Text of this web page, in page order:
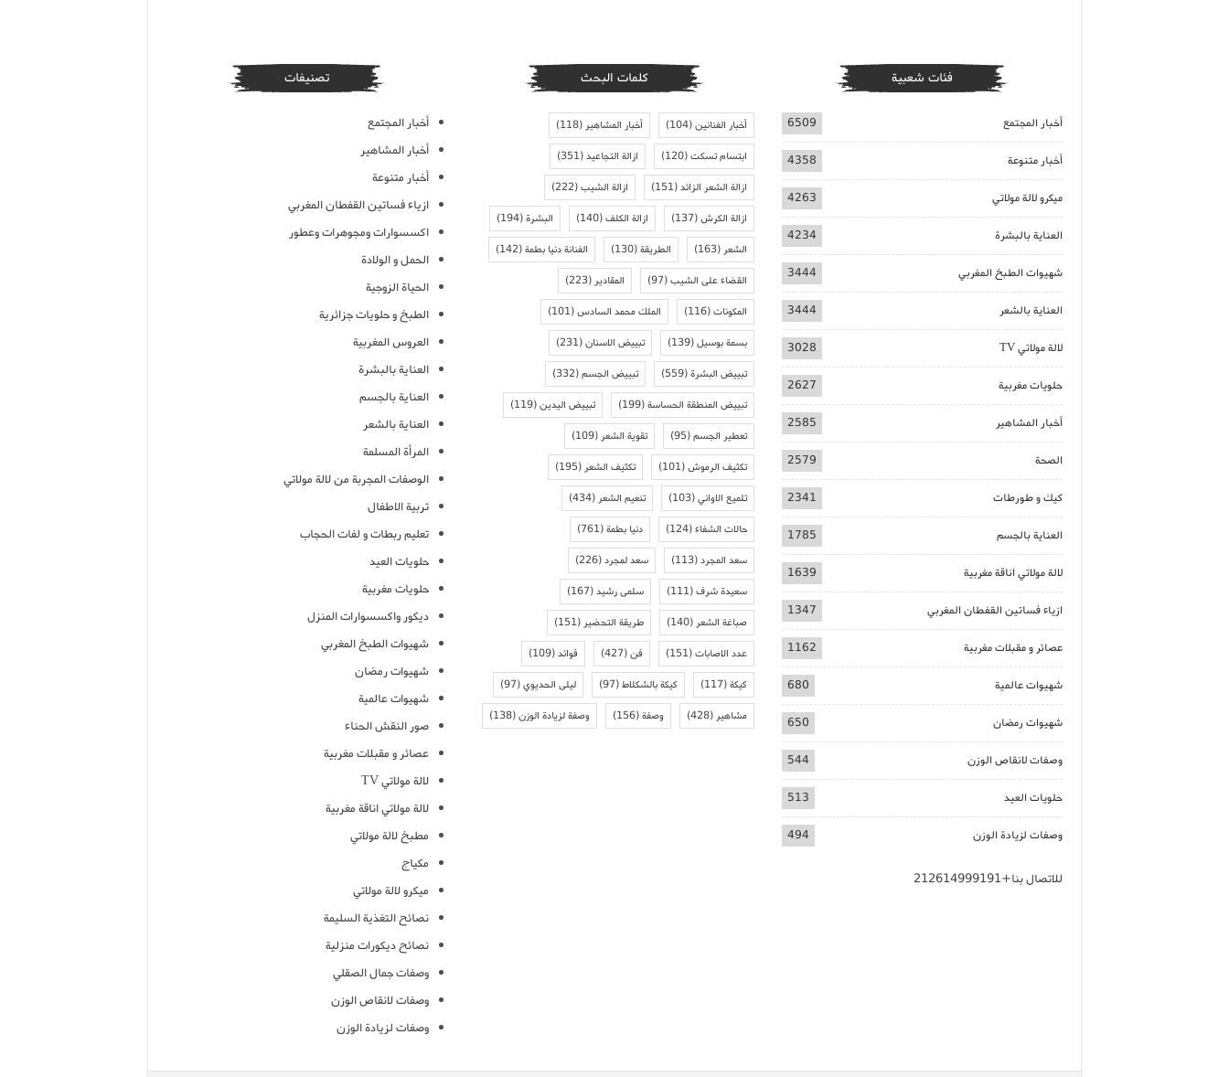
فئات شعبية
أخبار المجتمع 6509
أخبار متنوعة 4358
ميكرو لالة مولاتي 4263
العناية بالبشرة 4234
شهيوات الطبخ المغربي 3444
العناية بالشعر 3444
لالة مولاتي TV 3028
حلويات مغربية 2627
أخبار المشاهير 2585
الصحة 2579
كيك و طورطات 2341
العناية بالجسم 1785
لالة مولاتي اناقة مغربية 1639
ازياء فساتين القفطان المغربي 1347
عصائر و مقبلات مغربية 1162
شهيوات عالمية 680
شهيوات رمضان 650
وصفات لانقاص الوزن 544
حلويات العيد 513
وصفات لزيادة الوزن 494
للاتصال بنا+212614999191
كلمات البحث
أخبار الفنانين(104) أخبار المشاهير(118)
ابتسام تسكت(120) ازالة التجاعيد(351)
ازالة الشعر الزائد(151) ازالة الشيب(222)
ازالة الكرش(137) ازالة الكلف(140) البشرة(194)
الشعر(163) الطريقة(130) الفنانة دنيا بطمة(142)
القضاء على الشيب(97) المقادير(223)
المكونات(116) الملك محمد السادس(101)
بسمة بوسيل(139) تبييض الاسنان(231)
تبييض البشرة(559) تبييض الجسم(332)
تبييض المنطقة الحساسة(199) تبييض اليدين(119)
تعطير الجسم(95) تقوية الشعر(109)
تكثيف الرموش(101) تكثيف الشعر(195)
تلميع الاواني(103) تنعيم الشعر(434)
حالات الشفاء(124) دنيا بطمة(761)
سعد المجرد(113) سعد لمجرد(226)
سعيدة شرف(111) سلمى رشيد(167)
صباغة الشعر(140) طريقة التحضير(151)
عدد الاصابات(151) فن(427) فوائد(109)
كيكة(117) كيكة بالشكلاط(97) ليلى الحديوي(97)
مشاهير(428) وصفة(156) وصفة لزيادة الوزن(138)
تصنيفات
أخبار المجتمع
أخبار المشاهير
أخبار متنوعة
ازياء فساتين القفطان المغربي
اكسسوارات ومجوهرات وعطور
الحمل و الولادة
الحياة الزوجية
الطبخ و حلويات جزائرية
العروس المغربية
العناية بالبشرة
العناية بالجسم
العناية بالشعر
المرأة المسلمة
الوصفات المجربة من لالة مولاتي
تربية الاطفال
تعليم ربطات و لفات الحجاب
حلويات العيد
حلويات مغربية
ديكور واكسسوارات المنزل
شهيوات الطبخ المغربي
شهيوات رمضان
شهيوات عالمية
صور النقش الحناء
عصائر و مقبلات مغربية
لالة مولاتي TV
لالة مولاتي اناقة مغربية
مطبخ لالة مولاتي
مكياج
ميكرو لالة مولاتي
نصائح التغذية السليمة
نصائح ديكورات منزلية
وصفات جمال الصقلي
وصفات لانقاص الوزن
وصفات لزيادة الوزن